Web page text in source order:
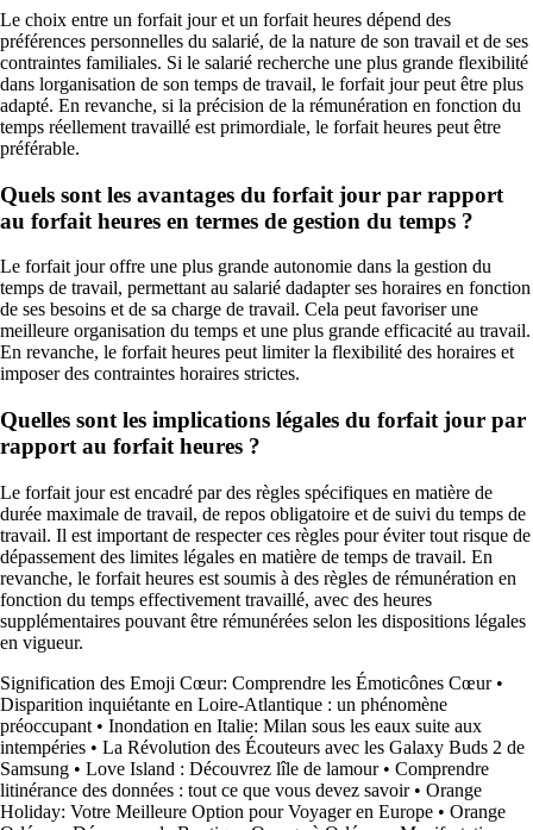
Le choix entre un forfait jour et un forfait heures dépend des
préférences personnelles du salarié, de la nature de son travail et de ses
contraintes familiales. Si le salarié recherche une plus grande flexibilité
dans lorganisation de son temps de travail, le forfait jour peut être plus
adapté. En revanche, si la précision de la rémunération en fonction du
temps réellement travaillé est primordiale, le forfait heures peut être
préférable.
Quels sont les avantages du forfait jour par rapport
au forfait heures en termes de gestion du temps ?
Le forfait jour offre une plus grande autonomie dans la gestion du
temps de travail, permettant au salarié dadapter ses horaires en fonction
de ses besoins et de sa charge de travail. Cela peut favoriser une
meilleure organisation du temps et une plus grande efficacité au travail.
En revanche, le forfait heures peut limiter la flexibilité des horaires et
imposer des contraintes horaires strictes.
Quelles sont les implications légales du forfait jour par
rapport au forfait heures ?
Le forfait jour est encadré par des règles spécifiques en matière de
durée maximale de travail, de repos obligatoire et de suivi du temps de
travail. Il est important de respecter ces règles pour éviter tout risque de
dépassement des limites légales en matière de temps de travail. En
revanche, le forfait heures est soumis à des règles de rémunération en
fonction du temps effectivement travaillé, avec des heures
supplémentaires pouvant être rémunérées selon les dispositions légales
en vigueur.
Signification des Emoji Cœur: Comprendre les Émoticônes Cœur•
Disparition inquiétante en Loire-Atlantique : un phénomène
préoccupant • Inondation en Italie: Milan sous les eaux suite aux
intempéries • La Révolution des Écouteurs avec les Galaxy Buds 2 de
Samsung • Love Island : Découvrez lîle de lamour• Comprendre
litinérance des données : tout ce que vous devez savoir• Orange
Holiday: Votre Meilleure Option pour Voyager en Europe • Orange